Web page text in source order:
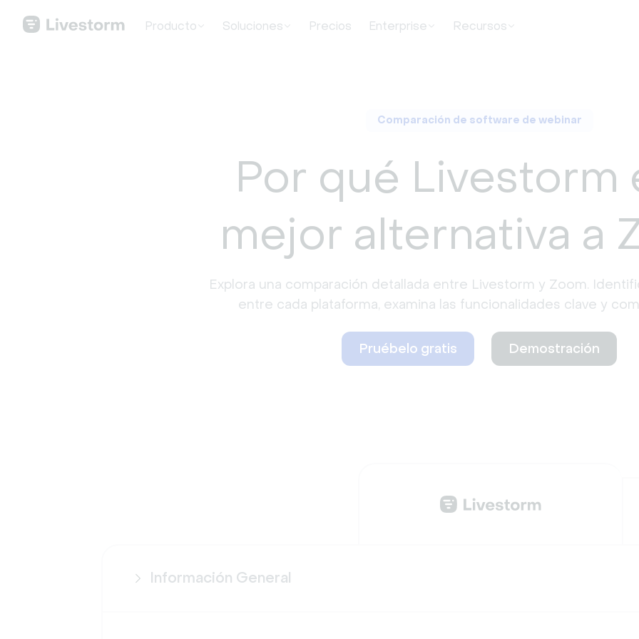
Producto Soluciones Precios Enterprise Recursos
Comparación de software de webinar
Por qué Livestorm
mejor alternativa a
Explora una comparación detallada entre Livestorm y Zoom.
entre cada plataforma, examina las funcionalidades clave y
Pruébelo gratis Demostración
Información General